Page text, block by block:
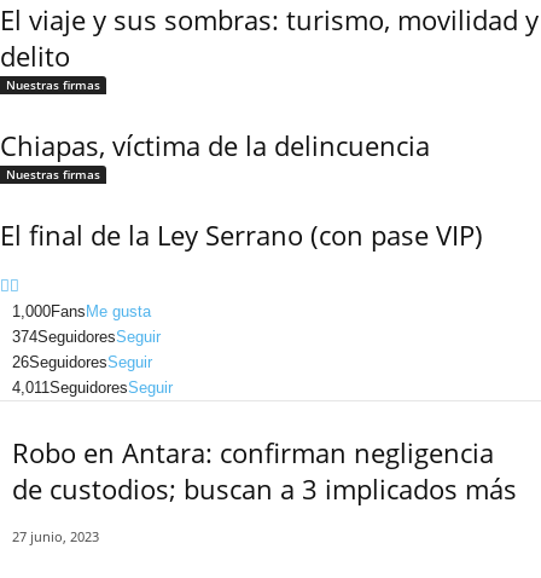
El viaje y sus sombras: turismo, movilidad y
delito
Nuestras firmas
Chiapas, víctima de la delincuencia
Nuestras firmas
El final de la Ley Serrano (con pase VIP)
1,000Fans Me gusta
374SeguidoresSeguir
26SeguidoresSeguir
4,011SeguidoresSeguir
Robo en Antara: confirman negligencia
de custodios; buscan a 3 implicados más
27 junio, 2023